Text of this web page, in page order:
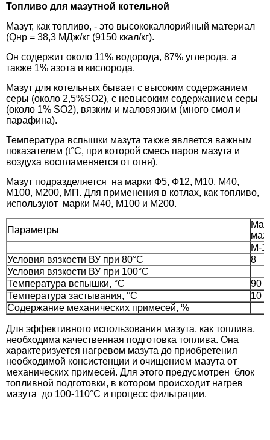
Топливо для мазутной котельной
Мазут, как топливо, - это высококаллорийный материал
(Qнр = 38,3 МДж/кг (9150 ккал/кг).
Он содержит около 11% водорода, 87% углерода, а
также 1% азота и кислорода.
Мазут для котельных бывает с высоким содержанием
серы (около 2,5%SO2), с невысоким содержанием серы
(около 1% SO2), вязким и маловязким (много смол и
парафина).
Температура вспышки мазута также является важным
показателем (t°C, при которой смесь паров мазута и
воздуха воспламеняется от огня).
Мазут подразделяется на марки Ф5, Ф12, М10, М40,
М100, М200, МП. Для применения в котлах, как топливо,
используют марки М40, М100 и М200.
Параметры
М-
Условия вязкости ВУ при 80°С
8
Условия вязкости ВУ при 100°С
Температура вспышки, °С
90
Температура застывания, °С
10
Содержание механических примесей, %
Для эффективного использования мазута, как топлива,
необходима качественная подготовка топлива. Она
характеризуется нагревом мазута до приобретения
необходимой консистенции и очищением мазута от
механических примесей. Для этого предусмотрен блок
топливной подготовки, в котором происходит нагрев
мазута до 100-110°С и процесс фильтрации.